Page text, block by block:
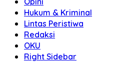
Hukum & Kriminal
Lintas Peristiwa
Redaksi
OKU
Right Sidebar